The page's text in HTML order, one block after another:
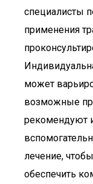
специалисты
применения
может
возможные
рекомендуют
лечение,
обеспечить